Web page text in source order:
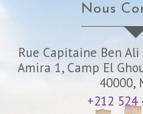
Nous
Rue Capitaine Ben
Amira 1, Camp El
40000,
+212 524